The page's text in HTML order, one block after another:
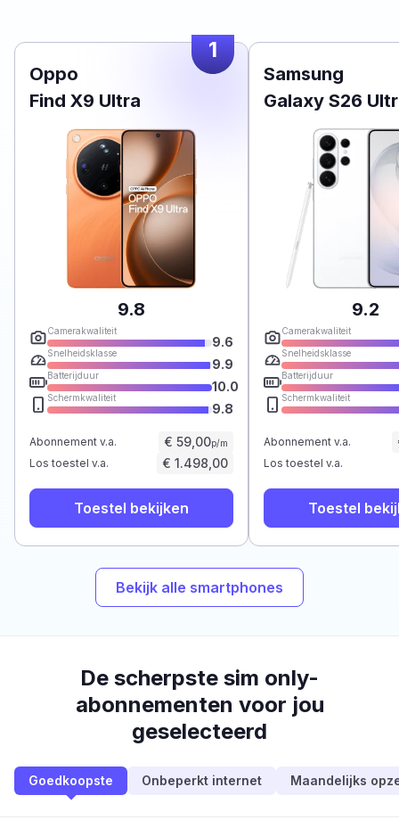
1
Oppo
Find X9 Ultra
9.8
Camerakwaliteit
9.6
Snelheidsklasse
9.9
Batterijduur
10.0
Schermkwaliteit
9.8
Abonnement v.a. € 59,00p/m
Los toestel v.a. € 1.498,00
Toestel bekijken
Samsung
Galaxy S26
9.2
Camerakwaliteit
Snelheidsklasse
Batterijduur
Schermkwaliteit
Abonnement v.a.
Los toestel v.a.
Toestel
Bekijk alle smartphones
De scherpste sim only-
abonnementen voor jou
geselecteerd
Goedkoopste Onbeperkt internet Maandelijks